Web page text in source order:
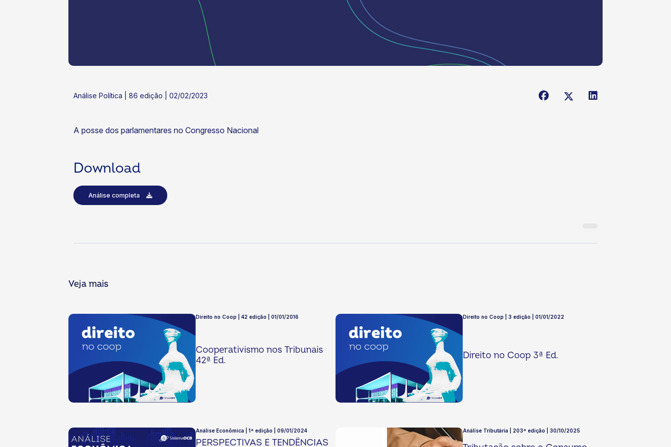
Análise Política | 86 edição | 02/02/2023
A posse dos parlamentares no Congresso Nacional
Download
Análise completa
Veja mais
Direito no Coop | 42 edição | 01/01/2016
Cooperativismo nos Tribunais
42ª Ed.
Direito no Coop | 3 edição | 01/01/2022
Direito no Coop 3ª Ed.
Análise Econômica | 1ª edição | 09/01/2024
PERSPECTIVAS E TENDÊNCIAS
Análise Tributária | 203ª edição | 30/10/2025